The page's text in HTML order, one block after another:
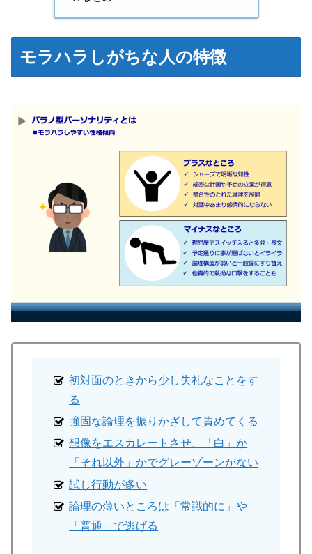
モラハラしがちな人の特徴
初対面のときから少し失礼なことをす
る
強固な論理を振りかざして責めてくる
想像をエスカレートさせ、「白」か
「それ以外」かでグレーゾーンがない
試し行動が多い
論理の薄いところは「常識的に」や
「普通」で逃げる